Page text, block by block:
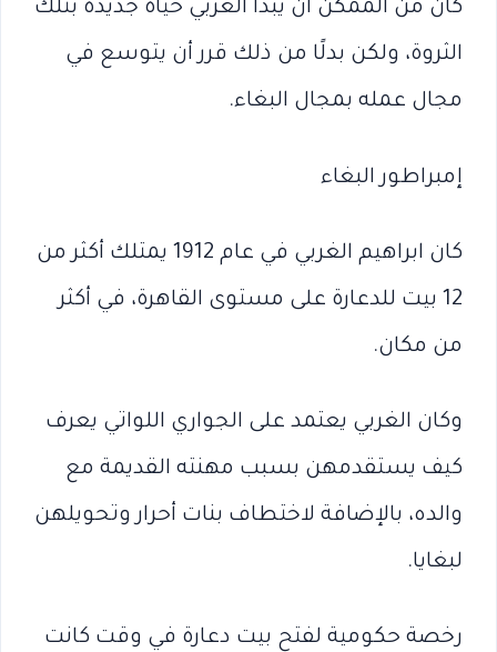
كان من الممكن أن يبدأ الغربي حياة جديدة بتلك
الثروة، ولكن بدلًا من ذلك قرر أن يتوسع في
مجال عمله بمجال البغاء.
إمبراطور البغاء
كان ابراهيم الغربي في عام 1912 يمتلك أكثر من
12 بيت للدعارة على مستوى القاهرة، في أكثر
من مكان.
وكان الغربي يعتمد على الجواري اللواتي يعرف
كيف يستقدمهن بسبب مهنته القديمة مع
والده، بالإضافة لاختطاف بنات أحرار وتحويلهن
لبغايا.
رخصة حكومية لفتح بيت دعارة في وقت كانت